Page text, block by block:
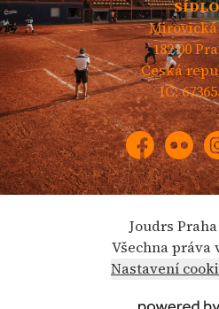
Mirovická
182 00
Česká
IČ:
Facebook
Flickr
Joudrs
Všechna práva
Nastavení